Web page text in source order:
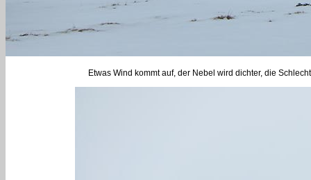
Etwas Wind kommt auf, der Nebel wird dichter, die